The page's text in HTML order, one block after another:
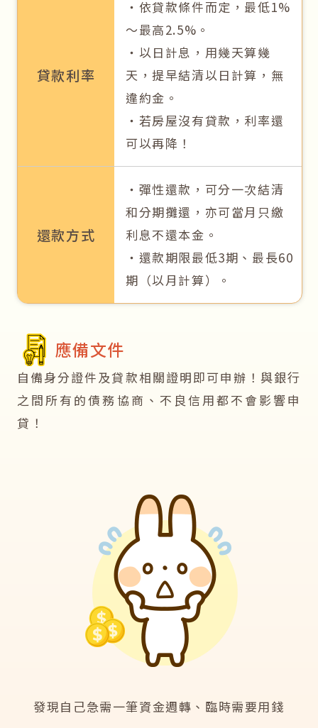
貸款利率
‧依貸款條件而定，最低1%
～最高2.5%。
‧以日計息，用幾天算幾
天，提早結清以日計算，無
違約金。
‧若房屋沒有貸款，利率還
可以再降！
還款方式
‧彈性還款，可分一次結清
和分期攤還，亦可當月只繳
利息不還本金。
‧還款期限最低3期、最長60
期（以月計算）。
應備文件
自備身分證件及貸款相關證明即可申辦！與銀行
之間所有的債務協商、不良信用都不會影響申
貸！
發現自己急需一筆資金週轉、臨時需要用錢